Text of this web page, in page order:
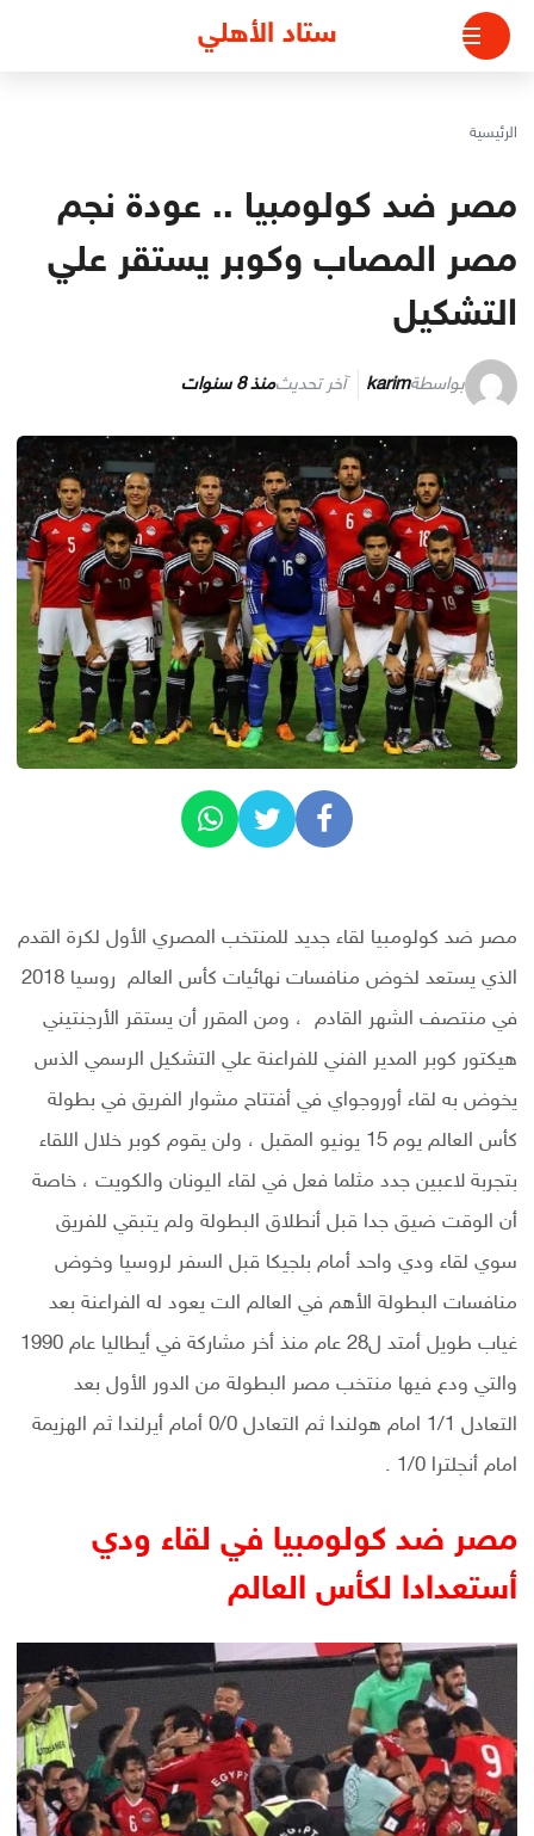
التجاوز
المحتوى
ستاد الأهلي
الرئيسية
مصر ضد كولومبيا .. عودة نجم
مصر المصاب وكوبر يستقر علي
التشكيل
بواسطةkarim آخر تحديثمنذ 8 سنوات
مصر ضد كولومبيا لقاء جديد للمنتخب المصري الأول لكرة القدم
الذي يستعد لخوض منافسات نهائيات كأس العالم روسيا 2018
في منتصف الشهر القادم ، ومن المقرر أن يستقر الأرجنتيني
هيكتور كوبر المدير الفني للفراعنة علي التشكيل الرسمي الذس
يخوض به لقاء أوروجواي في أفتتاح مشوار الفريق في بطولة
كأس العالم يوم 15 يونيو المقبل ، ولن يقوم كوبر خلال اللقاء
بتجربة لاعبين جدد مثلما فعل في لقاء اليونان والكويت ، خاصة
أن الوقت ضيق جدا قبل أنطلاق البطولة ولم يتبقي للفريق
سوي لقاء ودي واحد أمام بلجيكا قبل السفر لروسيا وخوض
منافسات البطولة الأهم في العالم الت يعود له الفراعنة بعد
غياب طويل أمتد ل28 عام منذ أخر مشاركة في أيطاليا عام 1990
والتي ودع فيها منتخب مصر البطولة من الدور الأول بعد
التعادل 1/1 امام هولندا ثم التعادل 0/0 أمام أيرلندا ثم الهزيمة
امام أنجلترا 1/0 .
مصر ضد كولومبيا في لقاء ودي
أستعدادا لكأس العالم